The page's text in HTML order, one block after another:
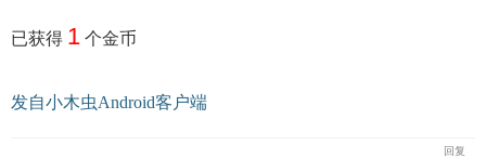
已获得 1 个金币
发自小木虫Android客户端
回复